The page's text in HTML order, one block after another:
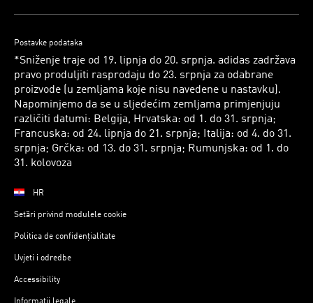
Postavke podataka
*Sniženje traje od 19. lipnja do 20. srpnja. adidas zadržava
pravo produljiti rasprodaju do 23. srpnja za odabrane
proizvode (u zemljama koje nisu navedene u nastavku).
Napominjemo da se u sljedećim zemljama primjenjuju
različiti datumi: Belgija, Hrvatska: od 1. do 31. srpnja;
Francuska: od 24. lipnja do 21. srpnja; Italija: od 4. do 31.
srpnja; Grčka: od 13. do 31. srpnja; Rumunjska: od 1. do
31. kolovoza
HR
Setări privind modulele cookie
Politica de confidențialitate
Uvjeti i odredbe
Accessibility